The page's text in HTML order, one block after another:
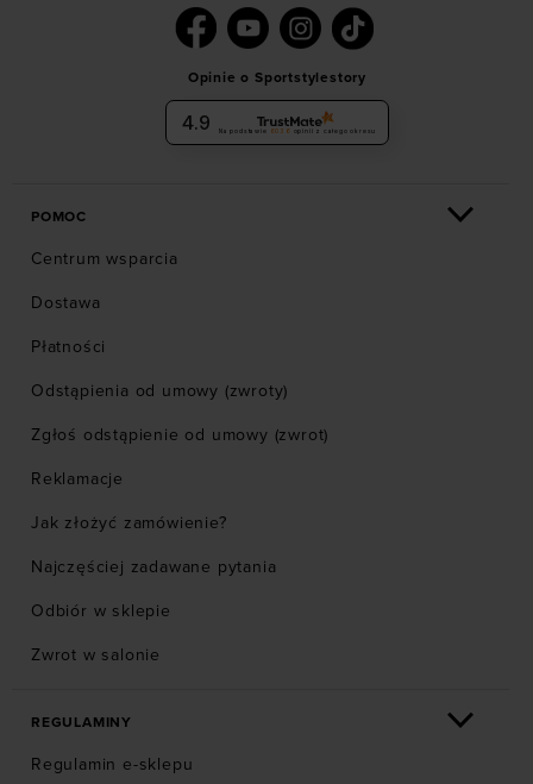
Opinie o Sportstylestory
4.9 Na podstawie 6036 opinii z całego okresu
POMOC
Centrum wsparcia
Dostawa
Płatności
Odstąpienia od umowy (zwroty)
Zgłoś odstąpienie od umowy (zwrot)
Reklamacje
Jak złożyć zamówienie?
Najczęściej zadawane pytania
Odbiór w sklepie
Zwrot w salonie
REGULAMINY
Regulamin e-sklepu